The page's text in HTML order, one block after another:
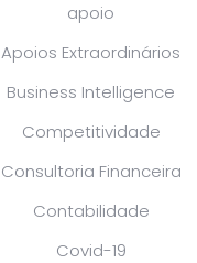
apoio
Apoios Extraordinários
Business Intelligence
Competitividade
Consultoria Financeira
Contabilidade
Covid-19